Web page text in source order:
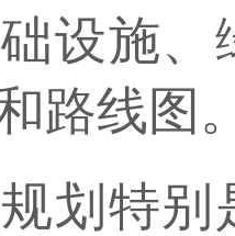
设施
路线图
特别